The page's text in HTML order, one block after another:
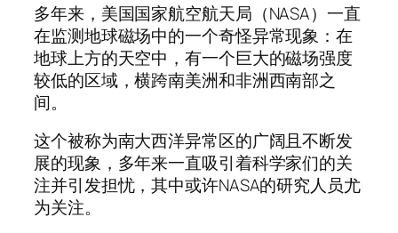
多年来，美国国家航空航天局（NASA）一直
在监测地球磁场中的一个奇怪异常现象：在
地球上方的天空中，有一个巨大的磁场强度
较低的区域，横跨南美洲和非洲西南部之
间。
这个被称为南大西洋异常区的广阔且不断发
展的现象，多年来一直吸引着科学家们的关
注并引发担忧，其中或许NASA的研究人员尤
为关注。